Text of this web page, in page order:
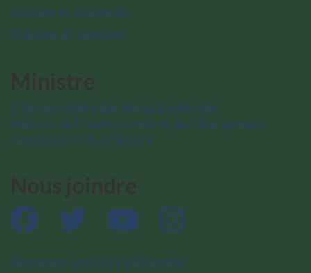
Nature et sciences
Culture et histoire
L’honorable Julie Aviva Dabrusin
Ministre de l’Environnement, du Changement
climatique et de la Nature
Facebook Twitter YouTube
Abonnez-vous à l’infolettre